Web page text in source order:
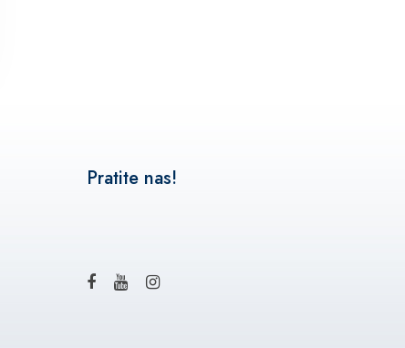
Pratite nas!